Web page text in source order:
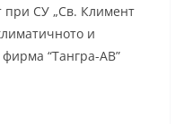
при СУ „Св. Климент
и
“Тангра-АВ”